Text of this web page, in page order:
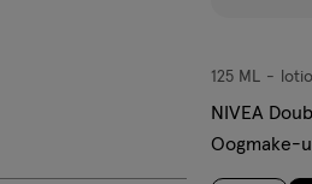
lotion
125 ML
NIVEA
Oogmake-